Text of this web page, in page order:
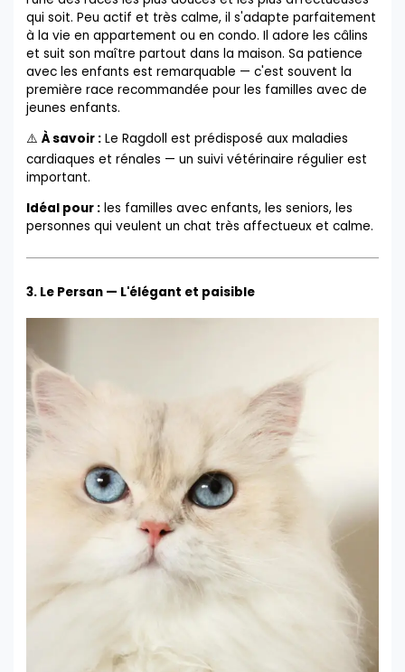
qui soit. Peu actif et très calme, il s'adapte parfaitement
à la vie en appartement ou en condo. Il adore les câlins
et suit son maître partout dans la maison. Sa patience
avec les enfants est remarquable — c'est souvent la
première race recommandée pour les familles avec de
jeunes enfants.
⚠️À savoir : Le Ragdoll est prédisposé aux maladies
cardiaques et rénales — un suivi vétérinaire régulier est
important.
Idéal pour : les familles avec enfants, les seniors, les
personnes qui veulent un chat très affectueux et calme.
3. Le Persan — L'élégant et paisible